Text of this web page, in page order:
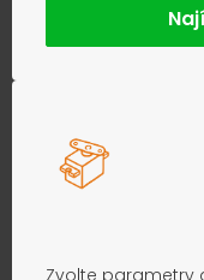
Zvolte